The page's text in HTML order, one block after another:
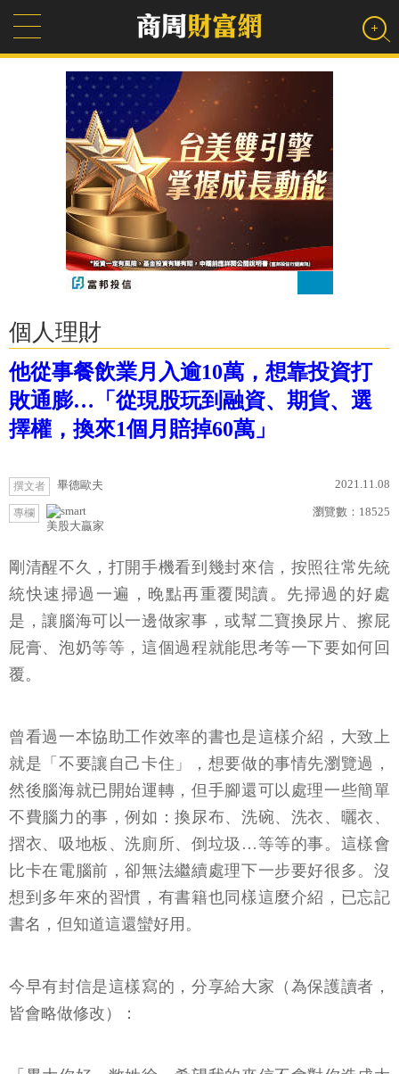
個人理財
他從事餐飲業月入逾10萬，想靠投資打
敗通膨…「從現股玩到融資、期貨、選
擇權，換來1個月賠掉60萬」
撰文者 畢德歐夫 2021.11.08
專欄
美股大贏家
瀏覽數： 18525
剛清醒不久，打開手機看到幾封來信，按照往常先統
統快速掃過一遍，晚點再重覆閱讀。先掃過的好處
是，讓腦海可以一邊做家事，或幫二寶換尿片、擦屁
屁膏、泡奶等等，這個過程就能思考等一下要如何回
覆。
曾看過一本協助工作效率的書也是這樣介紹，大致上
就是「不要讓自己卡住」，想要做的事情先瀏覽過，
然後腦海就已開始運轉，但手腳還可以處理一些簡單
不費腦力的事，例如：換尿布、洗碗、洗衣、曬衣、
摺衣、吸地板、洗廁所、倒垃圾…等等的事。這樣會
比卡在電腦前，卻無法繼續處理下一步要好很多。沒
想到多年來的習慣，有書籍也同樣這麼介紹，已忘記
書名，但知道這還蠻好用。
今早有封信是這樣寫的，分享給大家（為保護讀者，
皆會略做修改）：